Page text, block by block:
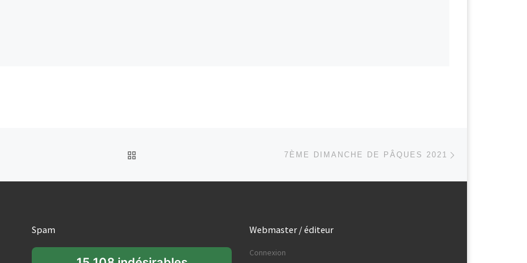
RETOUR À LA LISTE DES ARTICLES7ÈME DIMANCHE DE PÂQUES 2021
Spam Webmaster / éditeur
Connexion